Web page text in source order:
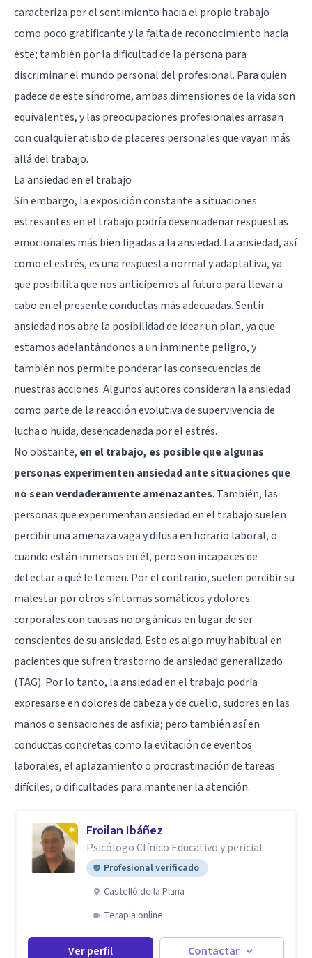
caracteriza por el sentimiento hacia el propio trabajo
como poco gratificante y la falta de reconocimiento hacia
éste; también por la dificultad de la persona para
discriminar el mundo personal del profesional. Para quien
padece de este síndrome, ambas dimensiones de la vida son
equivalentes, y las preocupaciones profesionales arrasan
con cualquier atisbo de placeres personales que vayan más
allá del trabajo.
La ansiedad en el trabajo
Sin embargo, la exposición constante a situaciones
estresantes en el trabajo podría desencadenar respuestas
emocionales más bien ligadas a la ansiedad. La ansiedad, así
como el estrés, es una respuesta normal y adaptativa, ya
que posibilita que nos anticipemos al futuro para llevar a
cabo en el presente conductas más adecuadas. Sentir
ansiedad nos abre la posibilidad de idear un plan, ya que
estamos adelantándonos a un inminente peligro, y
también nos permite ponderar las consecuencias de
nuestras acciones. Algunos autores consideran la ansiedad
como parte de la reacción evolutiva de supervivencia de
lucha o huida, desencadenada por el estrés.
No obstante, en el trabajo, es posible que algunas
personas experimenten ansiedad ante situaciones que
no sean verdaderamente amenazantes. También, las
personas que experimentan ansiedad en el trabajo suelen
percibir una amenaza vaga y difusa en horario laboral, o
cuando están inmersos en él, pero son incapaces de
detectar a qué le temen. Por el contrario, suelen percibir su
malestar por otros síntomas somáticos y dolores
corporales con causas no orgánicas en lugar de ser
conscientes de su ansiedad. Esto es algo muy habitual en
pacientes que sufren trastorno de ansiedad generalizado
(TAG). Por lo tanto, la ansiedad en el trabajo podría
expresarse en dolores de cabeza y de cuello, sudores en las
manos o sensaciones de asfixia; pero también así en
conductas concretas como la evitación de eventos
laborales, el aplazamiento o procrastinación de tareas
difíciles, o dificultades para mantener la atención.
Froilan Ibáñez
Psicólogo Clínico Educativo y pericial
Profesional verificado
Castelló de la Plana
Terapia online
Ver perfil Contactar